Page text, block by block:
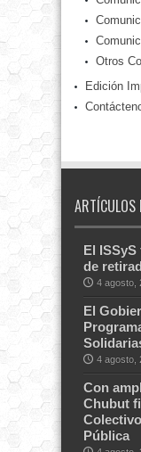
Otros
Edición
ARTÍCULOS
El
de
4 agosto,
El
4 agosto,
Con
Chubut
Pública